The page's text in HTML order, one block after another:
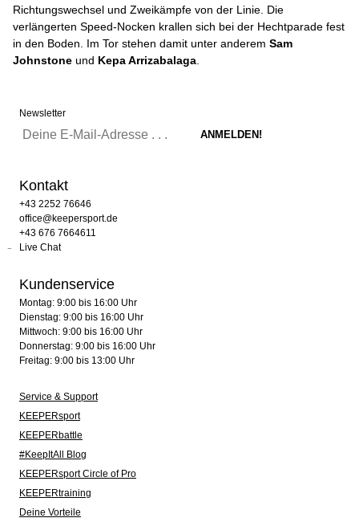
Richtungswechsel und Zweikämpfe von der Linie. Die
verlängerten Speed-Nocken krallen sich bei der Hechtparade fest
in den Boden. Im Tor stehen damit unter anderem Sam
Johnstone und Kepa Arrizabalaga
Newsletter
Kontakt
+43 2252 76646
office@keepersport.de
+43 676 7664611
Live Chat
Kundenservice
Montag: 9:00 bis 16:00 Uhr
Dienstag: 9:00 bis 16:00 Uhr
Mittwoch: 9:00 bis 16:00 Uhr
Donnerstag: 9:00 bis 16:00 Uhr
Freitag: 9:00 bis 13:00 Uhr
Service & Support
KEEPERsport
KEEPERbattle
#KeepItAll Blog
KEEPERsport Circle of Pro
KEEPERtraining
Deine Vorteile